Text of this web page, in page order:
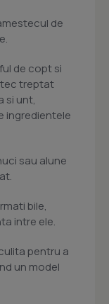
de
de copt si
treptat
si unt,
ingredientele
sau alune
bile,
intre ele.
pentru a
un model